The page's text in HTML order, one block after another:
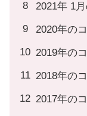
2021年 1
2020年の
2019年の
2018年の
2017年の